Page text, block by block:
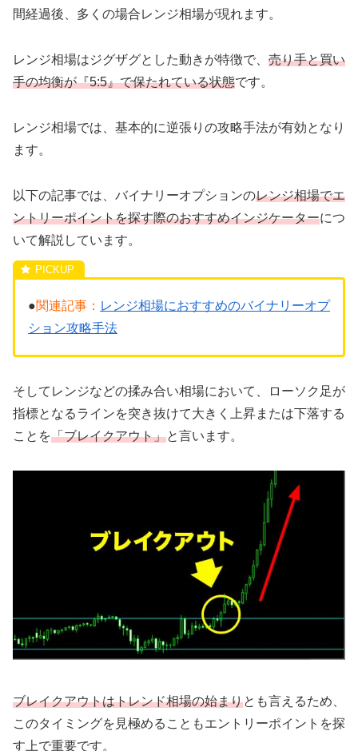
間経過後、多くの場合レンジ相場が現れます。
レンジ相場はジグザグとした動きが特徴で、 売り手と買い
手の均衡が『5:5』で保たれている状態です。
レンジ相場では、基本的に逆張りの攻略手法が有効となり
ます。
以下の記事では、バイナリーオプションのレンジ相場でエ
ントリーポイントを探す際のおすすめインジケーターにつ
いて解説しています。
●関連記事： レンジ相場におすすめのバイナリーオプ
ション攻略手法
そしてレンジなどの揉み合い相場において、ローソク足が
指標となるラインを突き抜けて大きく上昇または下落する
ことを「ブレイクアウト」と言います。
ブレイクアウトはトレンド相場の始まりとも言えるため、
このタイミングを見極めることもエントリーポイントを探
す上で重要です。